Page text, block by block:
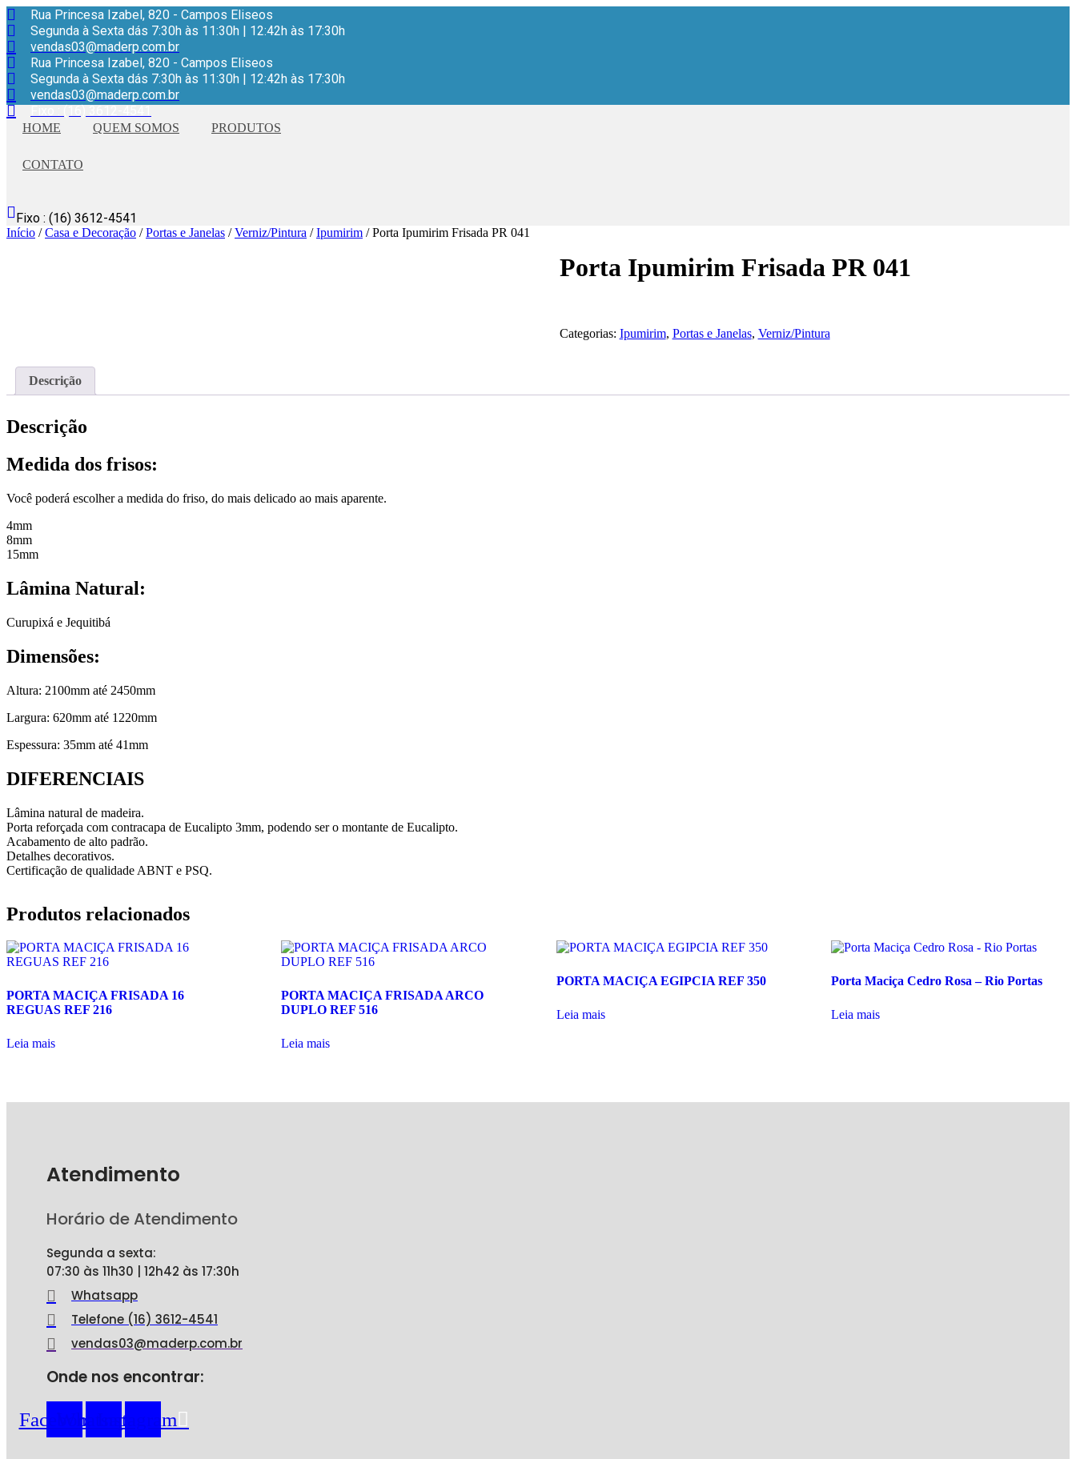
Ir
para
o
conteúdo
Rua Princesa Izabel, 820 - Campos Eliseos
Segunda à Sexta dás 7:30h às 11:30h | 12:42h às 17:30h
vendas03@maderp.com.br
Rua Princesa Izabel, 820 - Campos Eliseos
Segunda à Sexta dás 7:30h às 11:30h | 12:42h às 17:30h
vendas03@maderp.com.br
HOME QUEM SOMOS PRODUTOS
CONTATO
Fixo : (16) 3612-4541
Início /Casa e Decoração /Portas e Janelas /Verniz/Pintura /Ipumirim / Porta Ipumirim Frisada PR 041
Porta Ipumirim Frisada PR 041
Categorias: Ipumirim, Portas e Janelas, Verniz/Pintura
Descrição
Descrição
Medida dos frisos:
Você poderá escolher a medida do friso, do mais delicado ao mais aparente.
4mm
8mm
15mm
Lâmina Natural:
Curupixá e Jequitibá
Dimensões:
Altura: 2100mm até 2450mm
Largura: 620mm até 1220mm
Espessura: 35mm até 41mm
DIFERENCIAIS
Lâmina natural de madeira.
Porta reforçada com contracapa de Eucalipto 3mm, podendo ser o montante de Eucalipto.
Acabamento de alto padrão.
Detalhes decorativos.
Certificação de qualidade ABNT e PSQ.
Produtos relacionados
PORTA MACIÇA FRISADA 16
REGUAS REF 216
Leia mais
PORTA MACIÇA FRISADA ARCO
DUPLO REF 516
Leia mais
PORTA MACIÇA EGIPCIA REF 350
Leia mais
Porta Maciça Cedro Rosa – Rio Portas
Leia mais
Atendimento
Horário de Atendimento
Segunda a sexta:
07:30 às 11h30 | 12h42 às 17:30h
Whatsapp
Telefone (16) 3612-4541
vendas03@maderp.com.br
Onde nos encontrar:
FacebookWhatsappInstagram